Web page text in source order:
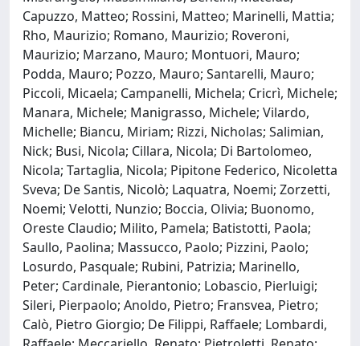
Capuzzo, Matteo; Rossini, Matteo; Marinelli, Mattia;
Rho, Maurizio; Romano, Maurizio; Roveroni,
Maurizio; Marzano, Mauro; Montuori, Mauro;
Podda, Mauro; Pozzo, Mauro; Santarelli, Mauro;
Piccoli, Micaela; Campanelli, Michela; Cricrì, Michele;
Manara, Michele; Manigrasso, Michele; Vilardo,
Michelle; Biancu, Miriam; Rizzi, Nicholas; Salimian,
Nick; Busi, Nicola; Cillara, Nicola; Di Bartolomeo,
Nicola; Tartaglia, Nicola; Pipitone Federico, Nicoletta
Sveva; De Santis, Nicolò; Laquatra, Noemi; Zorzetti,
Noemi; Velotti, Nunzio; Boccia, Olivia; Buonomo,
Oreste Claudio; Milito, Pamela; Batistotti, Paola;
Saullo, Paolina; Massucco, Paolo; Pizzini, Paolo;
Losurdo, Pasquale; Rubini, Patrizia; Marinello,
Peter; Cardinale, Pierantonio; Lobascio, Pierluigi;
Sileri, Pierpaolo; Anoldo, Pietro; Fransvea, Pietro;
Calò, Pietro Giorgio; De Filippi, Raffaele; Lombardi,